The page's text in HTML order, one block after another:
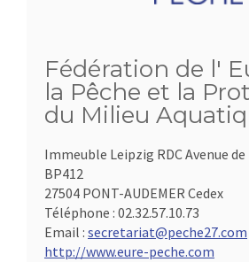
Fédération de l'
la Pêche et la
du Milieu
Immeuble Leipzig RDC Avenue
BP412
27504 PONT-AUDEMER Cedex
Téléphone : 02.32.57.10.73
Email : secretariat@peche27.com
http://www.eure-peche.com